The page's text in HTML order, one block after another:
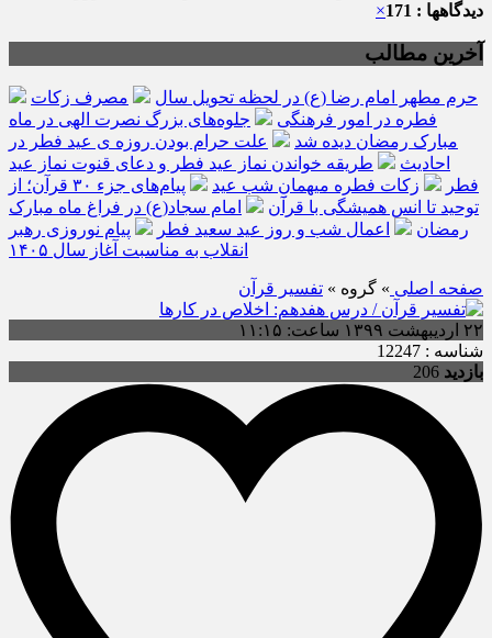
دیدگاهها : 171
×
آخرین مطالب
حرم مطهر امام رضا (ع) در لحظه تحویل سال
مصرف زکات
فطره در امور فرهنگی
جلوه‌های بزرگ نصرت الهی در ماه
مبارک رمضان دیده شد
علت حرام بودن روزه ی عید فطر در
احادیث
طریقه خواندن نماز عید فطر و دعای قنوت نماز عید
فطر
زکات فطره میهمانِ شب عید
پیام‌های جزء ۳۰ قرآن؛ از
توحید تا انس همیشگی با قرآن
امام سجاد(ع) در فراغ ماه مبارک
رمضان
اعمال شب و روز عید سعید فطر
پیام نوروزی رهبر
انقلاب به مناسبت آغاز سال ۱۴۰۵
صفحه اصلی » گروه » تفسیر قرآن
۲۲ اردیبهشت ۱۳۹۹ ساعت: ۱۱:۱۵
شناسه : 12247
بازدید 206